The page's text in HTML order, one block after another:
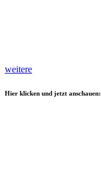
weitere
Hier klicken und jetzt anschauen: